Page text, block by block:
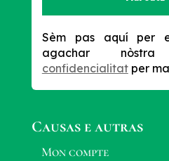
Sèm pas aquí per
agachar
confidencialitatper
Causas e autras
Mon compte